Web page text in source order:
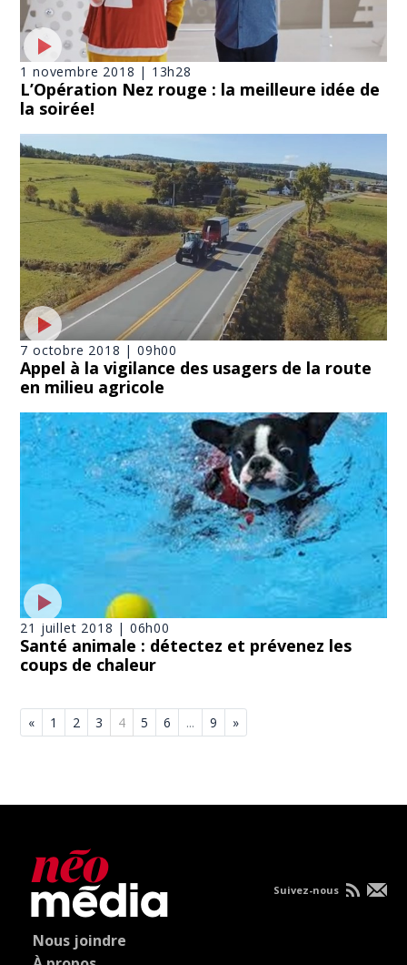
1 novembre 2018 | 13h28
L’Opération Nez rouge : la meilleure idée de
la soirée!
7 octobre 2018 | 09h00
Appel à la vigilance des usagers de la route
en milieu agricole
21 juillet 2018 | 06h00
Santé animale : détectez et prévenez les
coups de chaleur
« 1 2 3 4 5 6 ... 9 »
Nous joindre
Suivez-nous